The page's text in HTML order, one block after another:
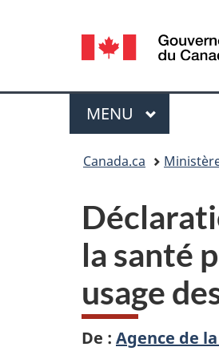
Sélection
de
la
langue
Menu
MENU PRINCIPAL
Canada.ca
la santé
usage
De : Agence de